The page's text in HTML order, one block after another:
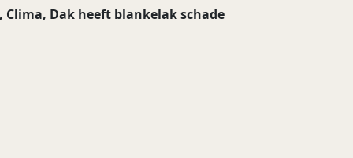
Clima, Dak heeft blankelak schade